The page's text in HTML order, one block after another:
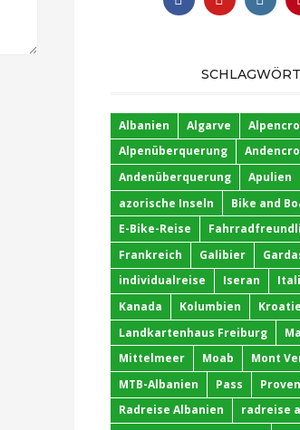
Albanien Algarve
Alpenüberquerung
Andenüberquerung
Apulien
azorische Inseln
Bike and
E-Bike-Reise
Frankreich
Galibier
individualreise
Iseran
Kanada
Kolumbien
Landkartenhaus Freiburg
Mittelmeer
Moab Mont
MTB-Albanien
Pass
Radreise Albanien
radreise